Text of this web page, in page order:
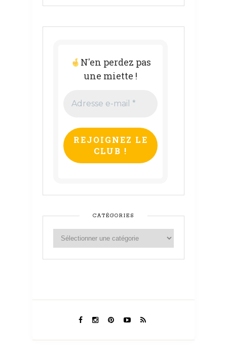
N'en perdez pas
une miette !
e-
*
CATÉGORIES